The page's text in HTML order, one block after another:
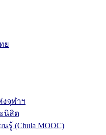
ย
จุฬาฯ
นิสิต
รู้ (Chula MOOC)